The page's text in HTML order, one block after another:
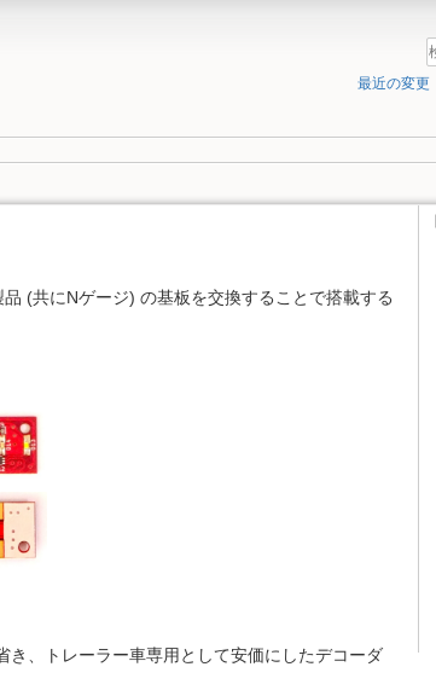
最近の変更
(共にNゲージ) の基板を交換することで搭載する
、トレーラー車専用として安価にしたデコーダ